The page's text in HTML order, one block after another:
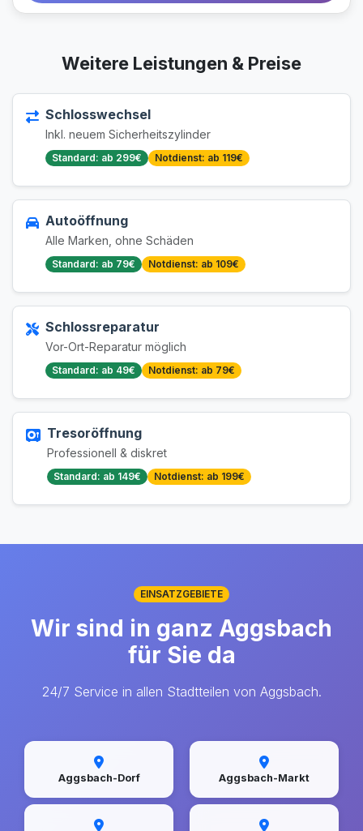
Weitere Leistungen & Preise
Schlosswechsel
Inkl. neuem Sicherheitszylinder
Standard: ab 299€ Notdienst: ab 119€
Autoöffnung
Alle Marken, ohne Schäden
Standard: ab 79€ Notdienst: ab 109€
Schlossreparatur
Vor-Ort-Reparatur möglich
Standard: ab 49€ Notdienst: ab 79€
Tresoröffnung
Professionell & diskret
Standard: ab 149€ Notdienst: ab 199€
EINSATZGEBIETE
Wir sind in ganz Aggsbach
für Sie da
24/7 Service in allen Stadtteilen von Aggsbach.
Aggsbach-Dorf Aggsbach-Markt